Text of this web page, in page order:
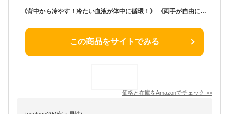
《背中から冷やす！冷たい血液が体中に循環！》 《両手が自由に使える！》 アイスリュック HO-30A
この商品をサイトでみる
価格と在庫をAmazonでチェック >>